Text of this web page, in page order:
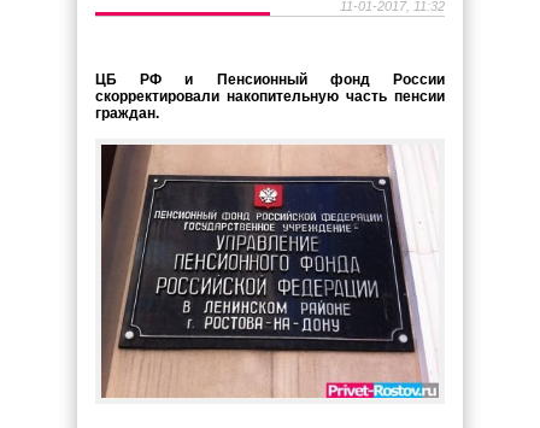
11-01-2017, 11:32
ЦБ РФ и Пенсионный фонд России
скорректировали накопительную часть пенсии
граждан.